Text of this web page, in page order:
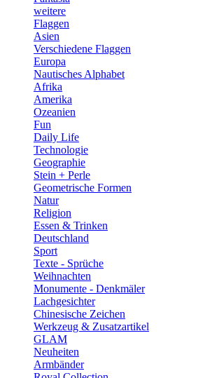
weitere
Flaggen
Asien
Verschiedene Flaggen
Europa
Nautisches Alphabet
Afrika
Amerika
Ozeanien
Fun
Daily Life
Technologie
Geographie
Stein + Perle
Geometrische Formen
Natur
Religion
Essen & Trinken
Deutschland
Sport
Texte - Sprüche
Weihnachten
Monumente - Denkmäler
Lachgesichter
Chinesische Zeichen
Werkzeug & Zusatzartikel
GLAM
Neuheiten
Armbänder